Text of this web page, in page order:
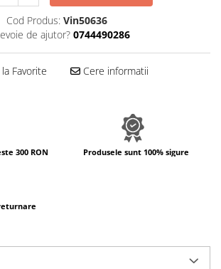
senzoriale
Senzoriale
Cod Produs: Vin50636
de ajutor? 0744490286
Favorite Cere informatii
300 RON Produsele sunt 100% sigure